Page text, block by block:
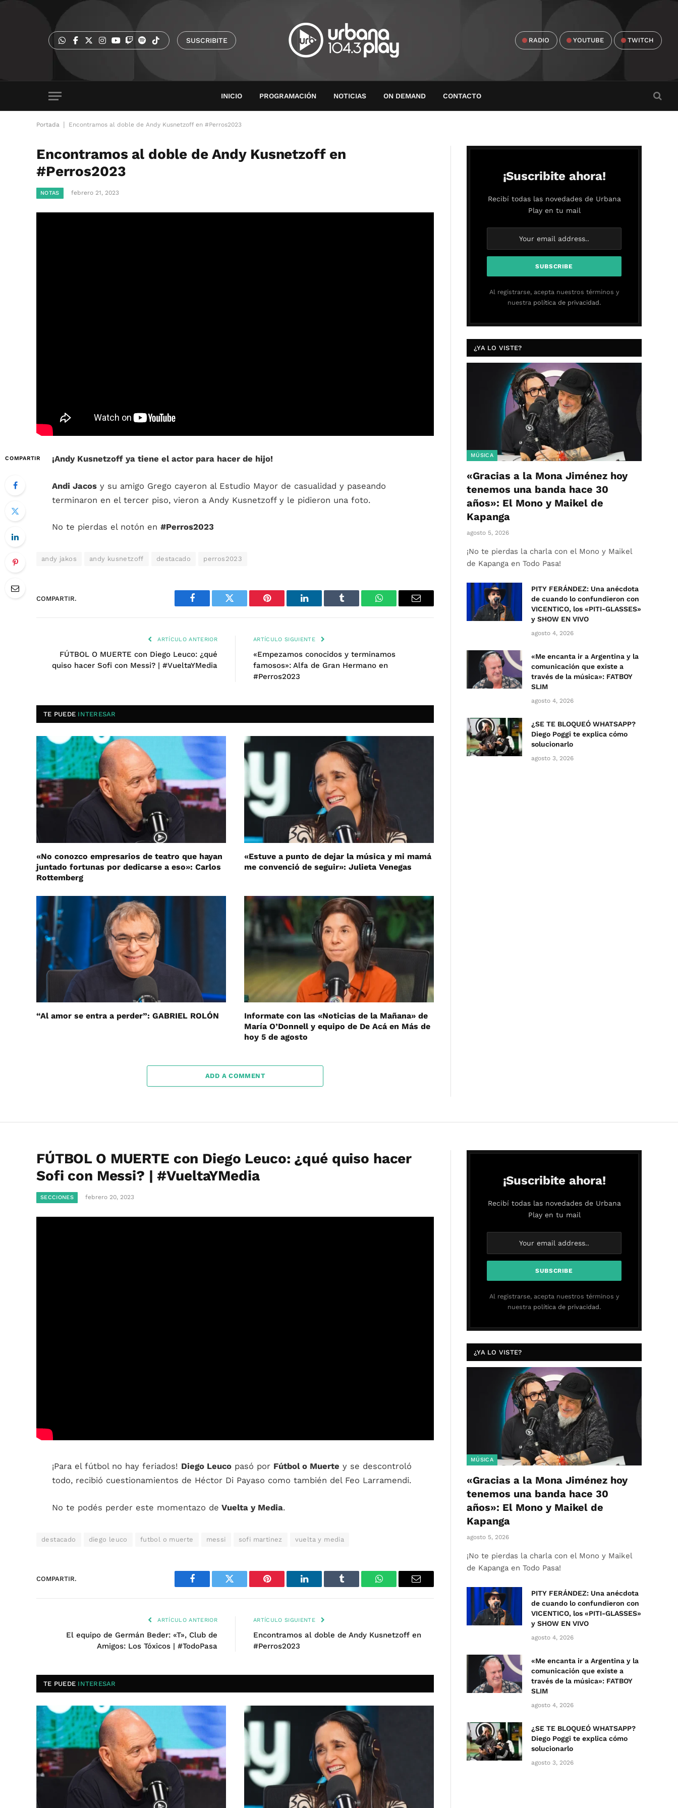
SUSCRIBITE RADIO YOUTUBE TWITCH
INICIO PROGRAMACIÓN NOTICIAS ON DEMAND CONTACTO
Portada Encontramos al doble de Andy Kusnetzoff en #Perros2023
Encontramos al doble de Andy Kusnetzoff en
#Perros2023
NOTAS febrero 21, 2023
COMPARTIR ¡Andy Kusnetzoff ya tiene el actor para hacer de hijo!
Andi Jacos y su amigo Grego cayeron al Estudio Mayor de casualidad y paseando
terminaron en el tercer piso, vieron a Andy Kusnetzoff y le pidieron una foto.
No te pierdas el notón en #Perros2023
andy jakos andy kusnetzoff destacado perros2023
COMPARTIR.
Facebook Twitter Pinterest LinkedIn Tumblr WhatsAppEmail
ARTÍCULO ANTERIOR
FÚTBOL O MUERTE con Diego Leuco: ¿qué
quiso hacer Sofi con Messi? | #VueltaYMedia
ARTÍCULO SIGUIENTE
«Empezamos conocidos y terminamos
famosos»: Alfa de Gran Hermano en
#Perros2023
TE PUEDE INTERESAR
«No conozco empresarios de teatro que hayan
juntado fortunas por dedicarse a eso»: Carlos
Rottemberg
«Estuve a punto de dejar la música y mi mamá
me convenció de seguir»: Julieta Venegas
“Al amor se entra a perder”: GABRIEL ROLÓN
Informate con las «Noticias de la Mañana» de
María O’Donnell y equipo de De Acá en Más de
hoy 5 de agosto
ADD A COMMENT
¡Suscribite ahora!
Recibí todas las novedades de Urbana
Play en tu mail
Al registrarse, acepta nuestros términos y
nuestra política de privacidad.
¿YA LO VISTE?
MÚSICA
«Gracias a la Mona Jiménez hoy
tenemos una banda hace 30
años»: El Mono y Maikel de
Kapanga
agosto 5, 2026
¡No te pierdas la charla con el Mono y Maikel
de Kapanga en Todo Pasa!
PITY FERÁNDEZ: Una anécdota
de cuando lo confundieron con
VICENTICO, los «PITI-GLASSES»
y SHOW EN VIVO
agosto 4, 2026
«Me encanta ir a Argentina y la
comunicación que existe a
través de la música»: FATBOY
SLIM
agosto 4, 2026
¿SE TE BLOQUEÓ WHATSAPP?
Diego Poggi te explica cómo
solucionarlo
agosto 3, 2026
FÚTBOL O MUERTE con Diego Leuco: ¿qué quiso hacer
Sofi con Messi? | #VueltaYMedia
SECCIONES febrero 20, 2023
¡Para el fútbol no hay feriados! Diego Leuco pasó por Fútbol o Muerte y se descontroló
todo, recibió cuestionamientos de Héctor Di Payaso como también del Feo Larramendi.
No te podés perder este momentazo de Vuelta y Media.
destacado diego leuco futbol o muerte messi sofi martinez vuelta y media
COMPARTIR.
Facebook Twitter Pinterest LinkedIn Tumblr WhatsAppEmail
ARTÍCULO ANTERIOR
El equipo de Germán Beder: «T», Club de
Amigos: Los Tóxicos | #TodoPasa
ARTÍCULO SIGUIENTE
Encontramos al doble de Andy Kusnetzoff en
#Perros2023
TE PUEDE INTERESAR
¡Suscribite ahora!
Recibí todas las novedades de Urbana
Play en tu mail
Al registrarse, acepta nuestros términos y
nuestra política de privacidad.
¿YA LO VISTE?
MÚSICA
«Gracias a la Mona Jiménez hoy
tenemos una banda hace 30
años»: El Mono y Maikel de
Kapanga
agosto 5, 2026
¡No te pierdas la charla con el Mono y Maikel
de Kapanga en Todo Pasa!
PITY FERÁNDEZ: Una anécdota
de cuando lo confundieron con
VICENTICO, los «PITI-GLASSES»
y SHOW EN VIVO
agosto 4, 2026
«Me encanta ir a Argentina y la
comunicación que existe a
través de la música»: FATBOY
SLIM
agosto 4, 2026
¿SE TE BLOQUEÓ WHATSAPP?
Diego Poggi te explica cómo
solucionarlo
agosto 3, 2026